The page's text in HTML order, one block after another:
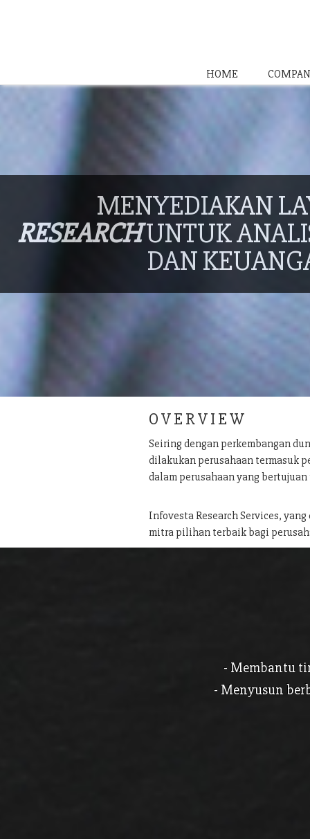
HOME
MENYEDIAKAN
RESEARCHUNTUK
DAN
O V E R V I E W
Seiring dengan perkembangan
dilakukan perusahaan termasuk
dalam perusahaan yang
Infovesta Research Services,
mitra pilihan terbaik bagi
- Membantu
- Menyusun